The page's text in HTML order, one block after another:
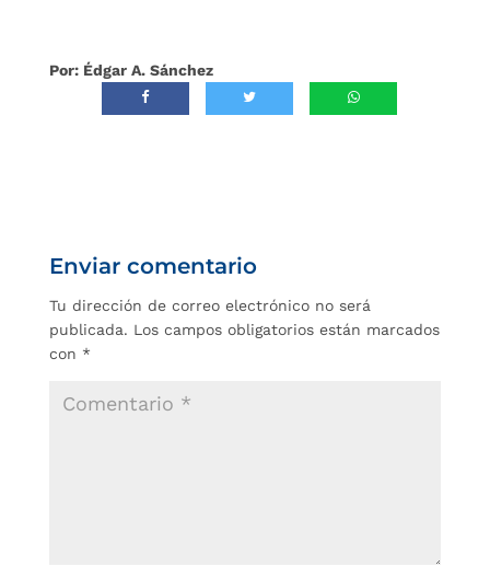
Por: Édgar A. Sánchez
Enviar comentario
Tu dirección de correo electrónico no será
publicada. Los campos obligatorios están marcados
con *